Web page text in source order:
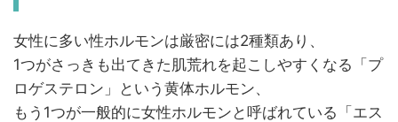
女性に多い性ホルモンは厳密には2種類あり、
1つがさっきも出てきた肌荒れを起こしやすくなる「プ
ロゲステロン」という黄体ホルモン、
もう1つが一般的に女性ホルモンと呼ばれている「エス